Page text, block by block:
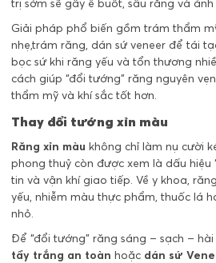
trị sớm sẽ gây ê buốt, sâu răng và
Giải pháp phổ biến gồm trám thẩm
nhẹ,trám răng, dán sứ veneer để tái
bọc sứ khi răng yếu và tổn thương
cách giúp “đổi tướng” răng nguyên
thẩm mỹ và khí sắc tốt hơn.
Thay đổi tướng xỉn màu
Răng xỉn màu không chỉ làm nụ cười
phong thuỷ còn được xem là dấu hiệu
tin và vận khí giao tiếp. Về y khoa,
yếu, nhiễm màu thực phẩm, thuốc lá
nhỏ.
Để “đổi tướng” răng sáng – sạch –
tẩy trắng an toàn hoặc dán sứ